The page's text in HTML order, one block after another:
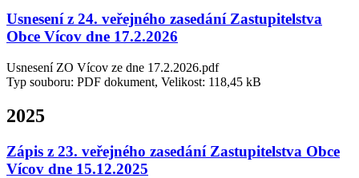
Usnesení z 24. veřejného zasedání Zastupitelstva
Obce Vícov dne 17.2.2026
Usnesení ZO Vícov ze dne 17.2.2026.pdf
Typ souboru: PDF dokument, Velikost: 118,45 kB
2025
Zápis z 23. veřejného zasedání Zastupitelstva Obce
Vícov dne 15.12.2025